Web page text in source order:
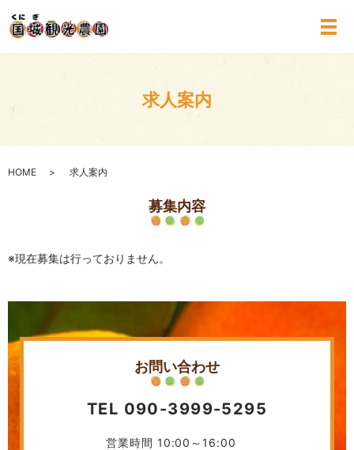
メ
求人案内
HOME 求人案内
募集内容
※現在募集は行っておりません。
お問い合わせ
TEL 090-3999-5295
営業時間 10:00～16:00